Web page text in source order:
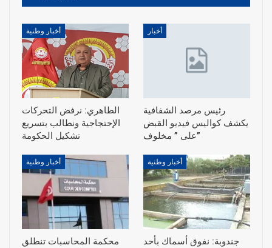
أخبار وطنية
الطاهري: نرفض التحركات
الإحتجاجية ونطالب بتسريع
أخبار
رئيس مرصد الشفافية
يكشف كواليس فيديو القبض
على ” مخلوف”
أخبار وطنية
محكمة المحاسبات تنطلق
أخبار وطنية
جندوبة: نفوق أسماك بأحد